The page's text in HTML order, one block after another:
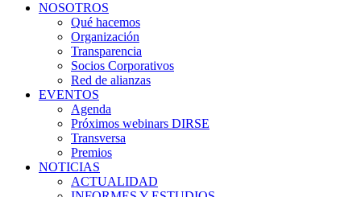
NOSOTROS
Qué hacemos
Organización
Transparencia
Socios Corporativos
Red de alianzas
EVENTOS
Agenda
Próximos webinars DIRSE
Transversa
Premios
NOTICIAS
ACTUALIDAD